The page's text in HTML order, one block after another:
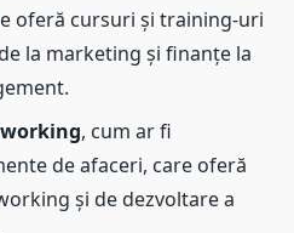
oferă cursuri și training-uri
la marketing și finanțe la
, cum ar fi
de afaceri, care oferă
și de dezvoltare a